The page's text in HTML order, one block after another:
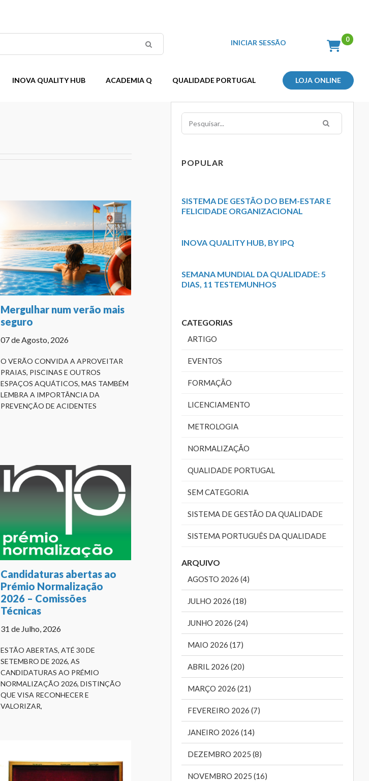
INICIAR SESSÃO
INOVA QUALITY HUB ACADEMIA Q QUALIDADE PORTUGAL LOJA ONLINE
Mergulhar num verão mais
seguro
07 de Agosto, 2026
O VERÃO CONVIDA A APROVEITAR
PRAIAS, PISCINAS E OUTROS
ESPAÇOS AQUÁTICOS, MAS TAMBÉM
LEMBRA A IMPORTÂNCIA DA
PREVENÇÃO DE ACIDENTES
Candidaturas abertas ao
Prémio Normalização
2026 – Comissões
Técnicas
31 de Julho, 2026
ESTÃO ABERTAS, ATÉ 30 DE
SETEMBRO DE 2026, AS
CANDIDATURAS AO PRÉMIO
NORMALIZAÇÃO 2026, DISTINÇÃO
QUE VISA RECONHECER E
VALORIZAR,
Pesquisar
POPULAR
SISTEMA DE GESTÃO DO BEM-ESTAR E
FELICIDADE ORGANIZACIONAL
INOVA QUALITY HUB, BY IPQ
SEMANA MUNDIAL DA QUALIDADE: 5
DIAS, 11 TESTEMUNHOS
CATEGORIAS
ARTIGO
EVENTOS
FORMAÇÃO
LICENCIAMENTO
METROLOGIA
NORMALIZAÇÃO
QUALIDADE PORTUGAL
SEM CATEGORIA
SISTEMA DE GESTÃO DA QUALIDADE
SISTEMA PORTUGUÊS DA QUALIDADE
ARQUIVO
AGOSTO 2026 (4)
JULHO 2026 (18)
JUNHO 2026 (24)
MAIO 2026 (17)
ABRIL 2026 (20)
MARÇO 2026 (21)
FEVEREIRO 2026 (7)
JANEIRO 2026 (14)
DEZEMBRO 2025 (8)
NOVEMBRO 2025 (16)